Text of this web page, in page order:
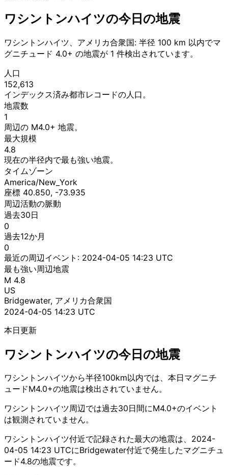
ワシントンハイツの今日の地震
ワシントンハイツ、アメリカ合衆国: 半径 100 km 以内でマ
グニチュード 4.0+ の地震が 1 件検出されています。
人口
152,613
インデックス済み都市レコードの人口。
地震数
1
周辺の M4.0+ 地震。
最大規模
4.8
現在の半径内で最も強い地震。
タイムゾーン
America/New_York
座標 40.850, -73.935
周辺活動の脈動
過去30日
0
過去12か月
0
最近の周辺イベント: 2024-04-05 14:23 UTC
最も強い周辺地震
M 4.8
US
Bridgewater, アメリカ合衆国
2024-04-05 14:23 UTC
本日更新
ワシントンハイツの今日の地震
ワシントンハイツから半径100km以内では、本日マグニチ
ュードM4.0+の地震は検出されていません。
ワシントンハイツ周辺では過去30日間にM4.0+のイベント
は観測されていません。
ワシントンハイツ付近で記録された最大の地震は、2024-
04-05 14:23 UTCにBridgewater付近で発生したマグニチュ
ード4.8の地震です。